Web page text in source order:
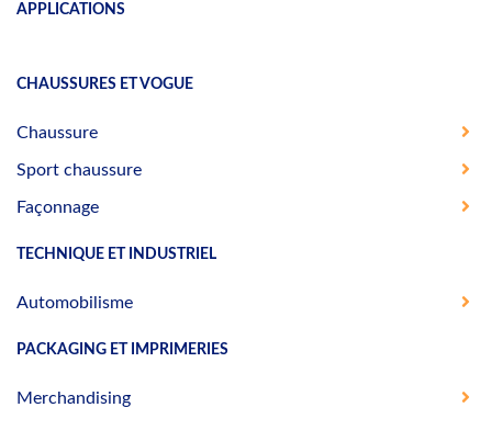
APPLICATIONS
CHAUSSURES ET VOGUE
Chaussure
Sport chaussure
Façonnage
TECHNIQUE ET INDUSTRIEL
Automobilisme
PACKAGING ET IMPRIMERIES
Merchandising